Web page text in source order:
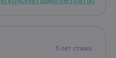
5 лет стажа